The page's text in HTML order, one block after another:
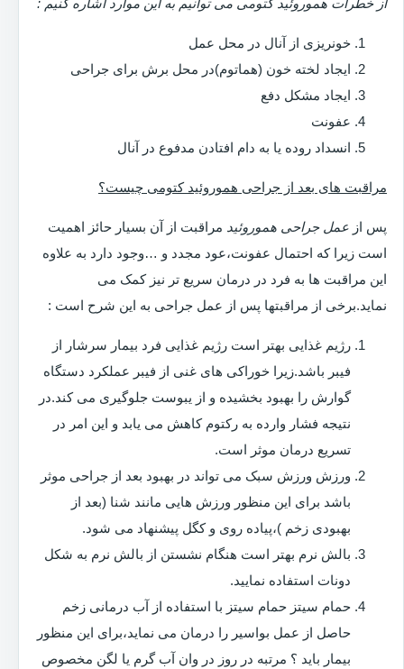
خونریزی از آنال در محل عمل
ایجاد لخته خون (هماتوم)در محل برش برای جراحی
ایجاد مشکل دفع
عفونت
انسداد روده یا به دام افتادن مدفوع در آنال
مراقبت های بعد از جراحی هموروئید کتومی چیست؟
پس از عمل جراحی هموروئید مراقبت از آن بسیار حائز اهمیت
است زیرا که احتمال عفونت،عود مجدد و …وجود دارد به علاوه
این مراقبت ها به فرد در درمان سریع تر نیز کمک می
نماید.برخی از مراقبتها پس از عمل جراحی به این شرح است :
رژیم غذایی بهتر است رژیم غذایی فرد بیمار سرشار از
فیبر باشد.زیرا خوراکی های غنی از فیبر عملکرد دستگاه
گوارش را بهبود بخشیده و از یبوست جلوگیری می کند.در
نتیجه فشار وارده به رکتوم کاهش می یابد و این امر در
تسریع درمان موثر است.
ورزش ورزش سبک می تواند در بهبود بعد از جراحی موثر
باشد برای این منظور ورزش هایی مانند شنا (بعد از
بهبودی زخم )،پیاده روی و کگل پیشنهاد می شود.
بالش نرم بهتر است هنگام نشستن از بالش نرم به شکل
دونات استفاده نمایید.
حمام سیتز حمام سیتز با استفاده از آب درمانی زخم
حاصل از عمل بواسیر را درمان می نماید،برای این منظور
بیمار باید ؟ مرتبه در روز در وان آب گرم یا لگن مخصوص